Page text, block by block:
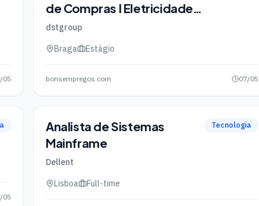
05
de Compras I Eletricidade
(M/F) Braga
dstgroup
Braga
Estágio
bonsempregos.com 07/05
05
Analista de Sistemas
Mainframe
Tecnologia
Dellent
Lisboa
Full-time